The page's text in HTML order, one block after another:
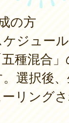
の方
ジュー
種混合
選択後
リング